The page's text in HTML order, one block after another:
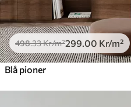
498.33Kr/m²299 .00 Kr/m²
Blå pioner